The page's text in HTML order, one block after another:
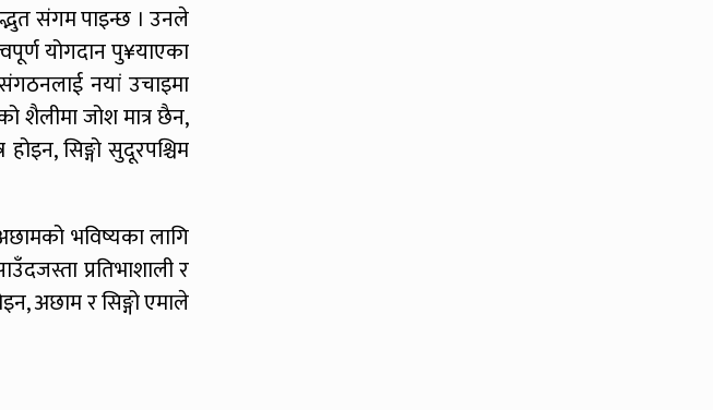
संगम पाइन्छ । उनले
योगदान पु¥याएका
नयां उचाइमा
शैलीमा जोश मात्र छैन,
सिङ्गो सुदूरपश्चिम
भविष्यका लागि
प्रतिभाशाली र
अछाम र सिङ्गो एमाले